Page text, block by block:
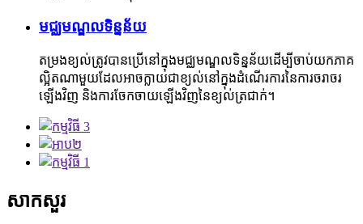
មជ្ឈមណ្ឌលទិន្នន័យ
តម្រងខ្យល់ត្រូវបានប្រើនៅក្នុងមជ្ឈមណ្ឌលទិន្នន័យដើម្បីចាប់យកភាគ
ល្អិតណាមួយដែលអាចក្លាយជាខ្យល់នៅក្នុងដំណើរការនៃការចរាចរ
ឡើងវិញ និងការចែកចាយឡើងវិញនៃខ្យល់ត្រជាក់។
សាកសួរ